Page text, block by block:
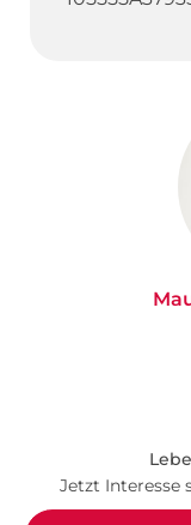
Jetzt Interesse